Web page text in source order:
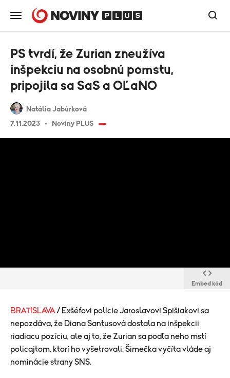
Natália Jabůrková
7.11.2023
Noviny PLUS
PS tvrdí, že Zurian zneužíva
inšpekciu na osobnú pomstu,
pripojila sa SaS a OĽaNO
Embed kód
BRATISLAVA / Exšéfovi polície Jaroslavovi Spišiakovi sa
nepozdáva, že Diana Santusová dostala na inšpekcii
riadiacu pozíciu, ale aj to, že Zurian sa podľa neho mstí
policajtom, ktorí ho vyšetrovali. Šimečka vyčíta vláde aj
nominácie strany SNS.